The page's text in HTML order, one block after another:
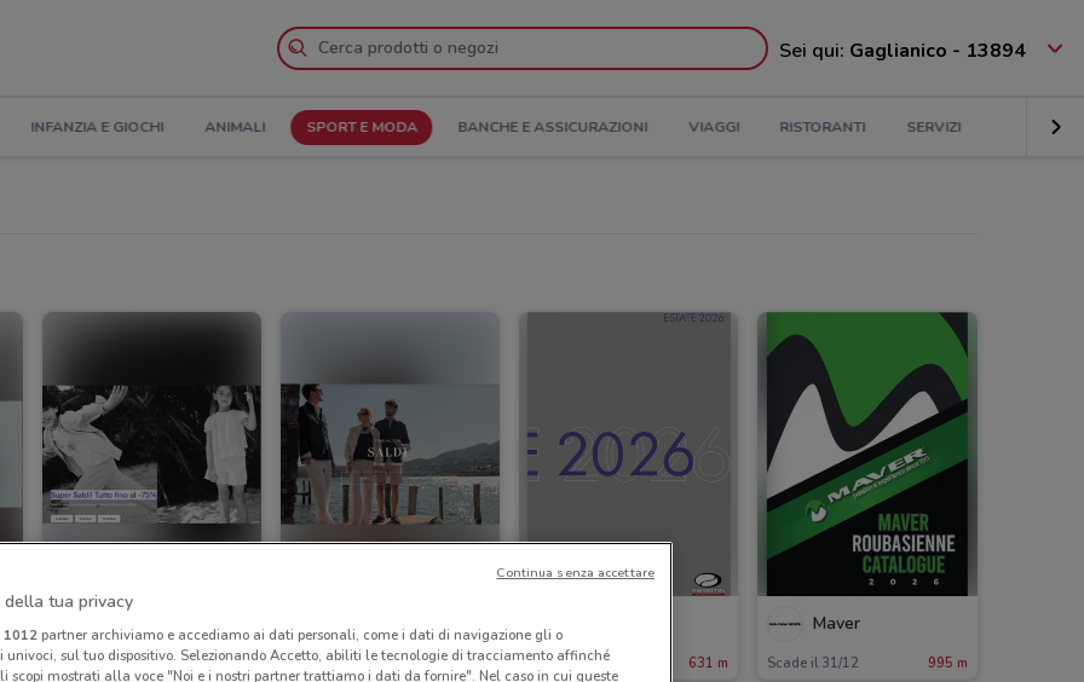
Sei qui: Gaglianico - 13894
INFANZIA E GIOCHI ANIMALI SPORT E MODA BANCHE E ASSICURAZIONI VIAGGI RISTORANTI SERVIZI
OVS
Scade il 31/08 463 m
Angelico
Scade il 31/08 498 m Scade il 22/09 631 m
Maver
Scade il 31/12 995 m
della tua privacy
1012partner archiviamo e accediamo ai dati personali, come i dati di navigazione gli o
sul tuo dispositivo. Selezionando Accetto, abiliti le tecnologie di tracciamento affinché
scopi mostrati alla voce "Noi e i nostri partner trattiamo i dati da fornire". Nel caso in cui queste
Continua senza accettare